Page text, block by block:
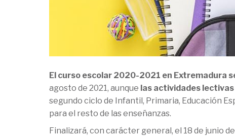
El curso escolar 2020-2021 en Extremadura
agosto de 2021, aunque las actividades
segundo ciclo de Infantil, Primaria, Educación
para el resto de las enseñanzas.
Finalizará, con carácter general, el 18 de junio